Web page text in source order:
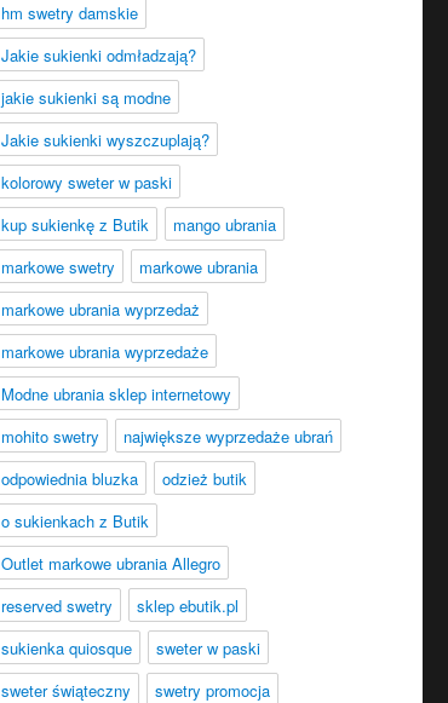
hm swetry damskie
Jakie sukienki odmładzają?
jakie sukienki są modne
Jakie sukienki wyszczuplają?
kolorowy sweter w paski
kup sukienkę z Butik
mango ubrania
markowe swetry
markowe ubrania
markowe ubrania wyprzedaż
markowe ubrania wyprzedaże
Modne ubrania sklep internetowy
mohito swetry
największe wyprzedaże ubrań
odpowiednia bluzka
odzież butik
o sukienkach z Butik
Outlet markowe ubrania Allegro
reserved swetry
sklep ebutik.pl
sukienka quiosque
sweter w paski
sweter świąteczny
swetry promocja